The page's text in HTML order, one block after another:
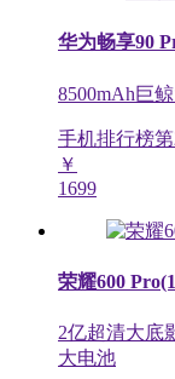
华为畅享90
8500mAh巨
手机排行榜第
￥
1699
荣耀600
2亿超清大底
大电池